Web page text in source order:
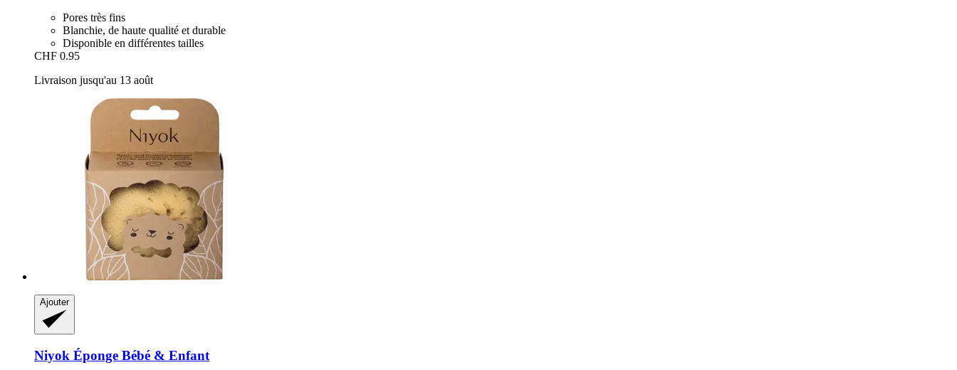
Pores très fins
Blanchie, de haute qualité et durable
Disponible en différentes tailles
CHF 0.95
Livraison jusqu'au 13 août
Ajouter
Niyok Éponge Bébé & Enfant